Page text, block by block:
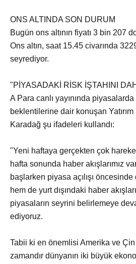
ONS ALTINDA SON DURUM
Bugün ons altının fiyatı 3 bin 207
Ons altın, saat 15.45 civarında
seyrediyor.
"PİYASADAKİ RİSK İŞTAHINI
A Para canlı yayınında
beklentilerine dair konuşan Yatırım
Karadağ şu ifadeleri kullandı:
"Yeni haftaya gerçekten çok
hafta sonunda haber akışlarımız
başlarken piyasa açılışı
hem de yurt dışındaki haber
piyasaların seyrini belirlemeye
ediyoruz.
Tabii ki en önemlisi Amerika ve Çin
zamandır dünyanın iki büyük